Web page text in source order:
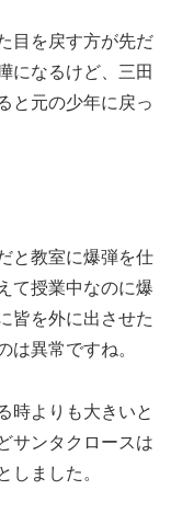
目を戻す方が先だ
になるけど、三田
と元の少年に戻っ
と教室に爆弾を仕
て授業中なのに爆
皆を外に出させた
は異常ですね。
時よりも大きいと
サンタクロースは
しました。